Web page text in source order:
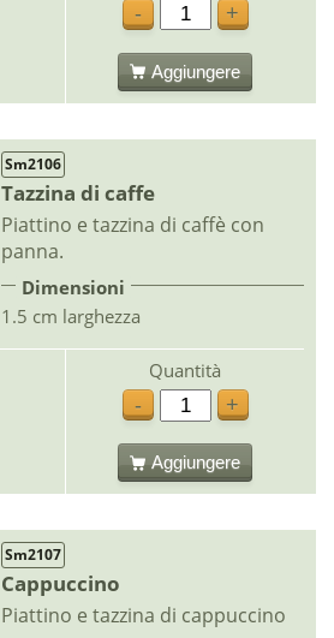
-
+
Aggiungere
Sm2106
Tazzina di caffe
Piattino e tazzina di caffè con
panna.
Dimensioni
1.5 cm larghezza
Quantità
-
+
Aggiungere
Sm2107
Cappuccino
Piattino e tazzina di cappuccino